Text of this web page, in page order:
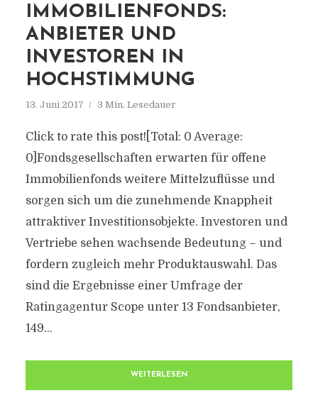
IMMOBILIENFONDS:
ANBIETER UND
INVESTOREN IN
HOCHSTIMMUNG
13. Juni 2017 3 Min. Lesedauer
Click to rate this post![Total: 0 Average:
0]Fondsgesellschaften erwarten für offene
Immobilienfonds weitere Mittelzuflüsse und
sorgen sich um die zunehmende Knappheit
attraktiver Investitionsobjekte. Investoren und
Vertriebe sehen wachsende Bedeutung – und
fordern zugleich mehr Produktauswahl. Das
sind die Ergebnisse einer Umfrage der
Ratingagentur Scope unter 13 Fondsanbieter,
149...
WEITERLESEN